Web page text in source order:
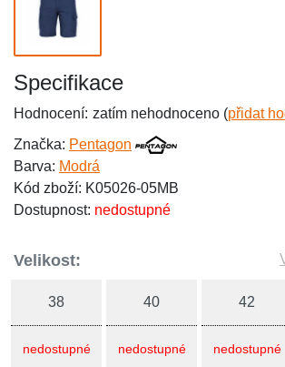
Specifikace
Hodnocení: zatím nehodnoceno (přidat
Značka: Pentagon
Barva: Modrá
Kód zboží: K05026-05MB
Dostupnost: nedostupné
Velikost:
38
nedostupné
40
nedostupné
42
nedostupné